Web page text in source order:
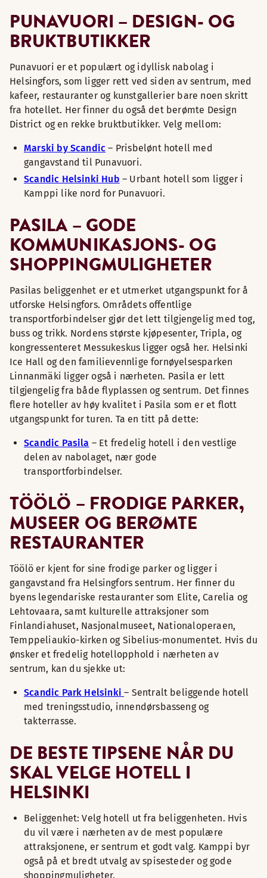
PUNAVUORI – DESIGN- OG
BRUKTBUTIKKER
Punavuori er et populært og idyllisk nabolag i
Helsingfors, som ligger rett ved siden av sentrum, med
kafeer, restauranter og kunstgallerier bare noen skritt
fra hotellet. Her finner du også det berømte Design
District og en rekke bruktbutikker. Velg mellom:
Marski by Scandic – Prisbelønt hotell med
gangavstand til Punavuori.
Scandic Helsinki Hub – Urbant hotell som ligger i
Kamppi like nord for Punavuori.
PASILA – GODE
KOMMUNIKASJONS- OG
SHOPPINGMULIGHETER
Pasilas beliggenhet er et utmerket utgangspunkt for å
utforske Helsingfors. Områdets offentlige
transportforbindelser gjør det lett tilgjengelig med tog,
buss og trikk. Nordens største kjøpesenter, Tripla, og
kongressenteret Messukeskus ligger også her. Helsinki
Ice Hall og den familievennlige fornøyelsesparken
Linnanmäki ligger også i nærheten. Pasila er lett
tilgjengelig fra både flyplassen og sentrum. Det finnes
flere hoteller av høy kvalitet i Pasila som er et flott
utgangspunkt for turen. Ta en titt på dette:
Scandic Pasila – Et fredelig hotell i den vestlige
delen av nabolaget, nær gode
transportforbindelser.
TÖÖLÖ – FRODIGE PARKER,
MUSEER OG BERØMTE
RESTAURANTER
Töölö er kjent for sine frodige parker og ligger i
gangavstand fra Helsingfors sentrum. Her finner du
byens legendariske restauranter som Elite, Carelia og
Lehtovaara, samt kulturelle attraksjoner som
Finlandiahuset, Nasjonalmuseet, Nationaloperaen,
Temppeliaukio-kirken og Sibelius-monumentet. Hvis du
ønsker et fredelig hotellopphold i nærheten av
sentrum, kan du sjekke ut:
Scandic Park Helsinki– Sentralt beliggende hotell
med treningsstudio, innendørsbasseng og
takterrasse.
DE BESTE TIPSENE NÅR DU
SKAL VELGE HOTELL I
HELSINKI
Beliggenhet: Velg hotell ut fra beliggenheten. Hvis
du vil være i nærheten av de mest populære
attraksjonene, er sentrum et godt valg. Kamppi byr
også på et bredt utvalg av spisesteder og gode
shoppingmuligheter.